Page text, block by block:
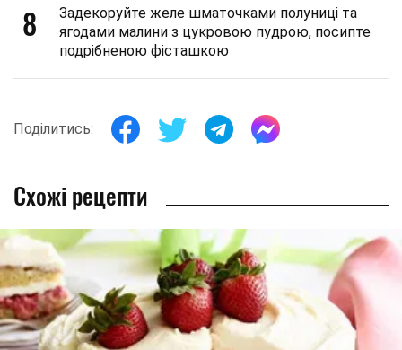
8
Задекоруйте желе шматочками полуниці та
ягодами малини з цукровою пудрою, посипте
подрібненою фісташкою
Поділитись:
Схожі рецепти